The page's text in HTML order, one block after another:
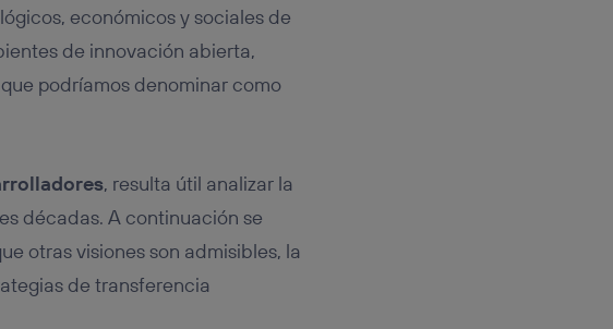
económicos y sociales de
de innovación abierta,
podríamos denominar como
, resulta útil analizar la
décadas. A continuación se
otras visiones son admisibles, la
de transferencia